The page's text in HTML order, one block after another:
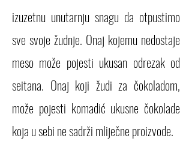
izuzetnu unutarnju snagu da otpustimo
sve svoje žudnje. Onaj kojemu nedostaje
meso može pojesti ukusan odrezak od
seitana. Onaj koji žudi za čokoladom,
može pojesti komadić ukusne čokolade
koja u sebi ne sadrži mliječne proizvode.